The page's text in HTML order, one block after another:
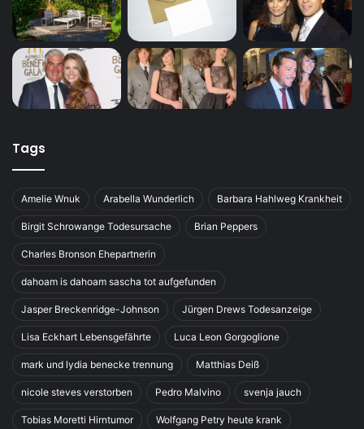
Tags
Amelie Wnuk Arabella Wunderlich Barbara Hahlweg Krankheit
Birgit Schrowange Todesursache Brian Peppers
Charles Bronson Ehepartnerin
dahoam is dahoam sascha tot aufgefunden
Jasper Breckenridge-Johnson Jürgen Drews Todesanzeige
Lisa Eckhart Lebensgefährte Luca Leon Gorgoglione
mark und lydia benecke trennung Matthias Deiß
nicole steves verstorben Pedro Malvino svenja jauch
Tobias Moretti Hirntumor Wolfgang Petry heute krank